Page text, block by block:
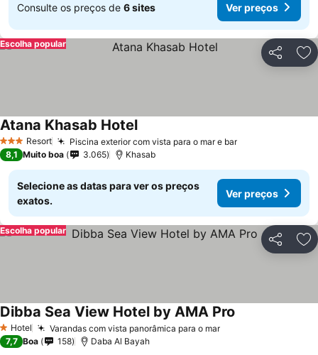
Consulte os preços de 6 sites Ver preços
Partilhar
Escolha popular
3 EstrelasResort Piscina exterior com vista para o mar e bar
Atana Khasab Hotel
8,1 Muito boa 3.065 Khasab
Selecione as datas para ver os preços
exatos.
Ver preços
Partilhar
Escolha popular
1 Estrelas
Hotel Varandas com vista panorâmica para o mar
Dibba Sea View Hotel by AMA Pro
7,7 Boa 158 Daba Al Bayah